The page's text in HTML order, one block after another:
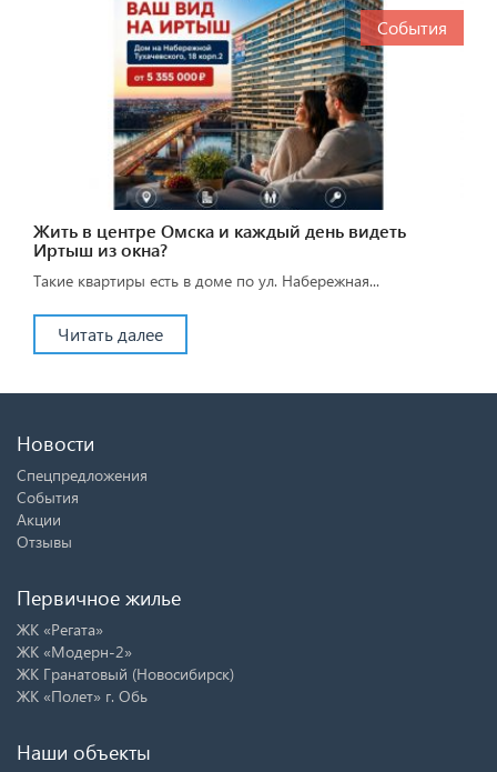
События
Жить в центре Омска и каждый день видеть
Иртыш из окна?
Такие квартиры есть в доме по ул. Набережная...
Читать далее
Новости
Спецпредложения
События
Акции
Отзывы
Первичное жилье
ЖК «Регата»
ЖК «Модерн-2»
ЖК Гранатовый (Новосибирск)
ЖК «Полет» г. Обь
Наши объекты